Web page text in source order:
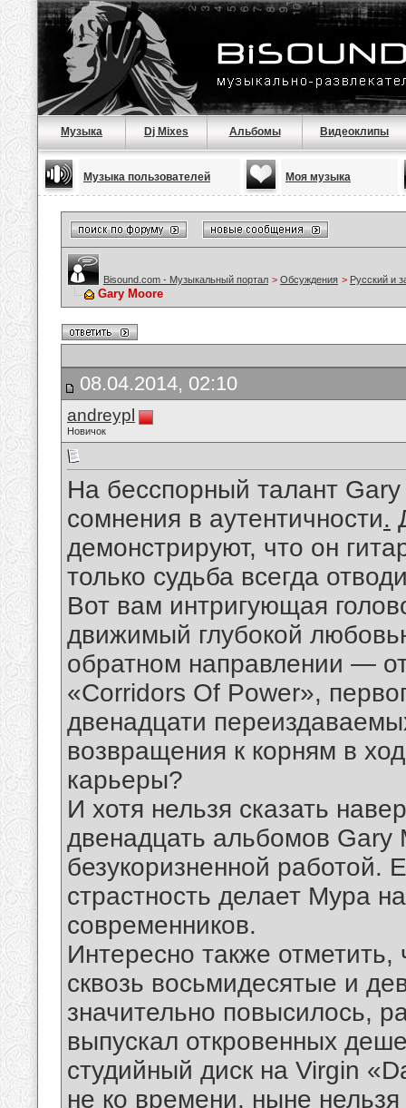
Музыка Dj Mixes Альбомы Видеоклипы
Музыка пользователей Моя музыка
Bisound.com - Музыкальный портал > Обсуждения > Русский и
Gary Moore
08.04.2014, 02:10
andreypl
Новичок
На бесспорный талант
сомнения в аутентичности.
демонстрируют, что он
только судьба всегда
Вот вам интригующая
движимый глубокой
обратном направлении —
«Corridors Of Power»,
двенадцати
возвращения к корням в
карьеры?
И хотя нельзя сказать
двенадцать альбомов Gary
безукоризненной работой.
страстность делает Мура
современников.
Интересно также
сквозь восьмидесятые и
значительно повысилось,
выпускал откровенных
студийный диск на Virgin
не ко времени, ныне